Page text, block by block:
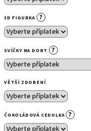
3D FIGURKA ?
SVÍČKY NA DORT ?
VĚTŠÍ ZDOBENÍ
ČOKOLÁDOVÁ CEDULKA ?